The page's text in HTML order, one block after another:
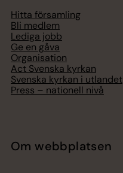
Hitta församling
Bli medlem
Lediga jobb
Ge en gåva
Organisation
Act Svenska kyrkan
Svenska kyrkan i utlandet
Press – nationell nivå
Om webbplatsen